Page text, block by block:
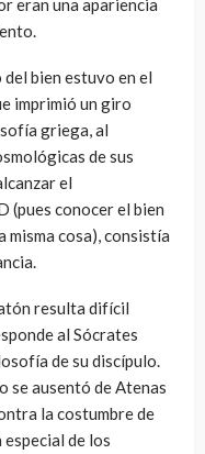
eran una apariencia
bien estuvo en el
imprimió un giro
griega, al
de sus
el
(pues conocer el bien
misma cosa), consistía
resulta difícil
al Sócrates
de su discípulo.
se ausentó de Atenas
la costumbre de
de los